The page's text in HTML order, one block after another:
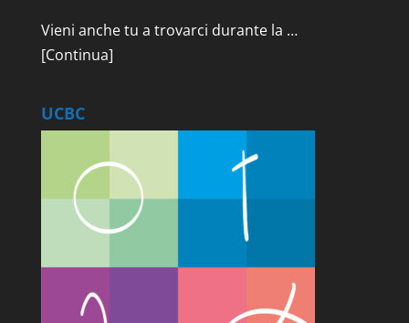
Vieni anche tu a trovarci durante la …
[Continua]
UCBC